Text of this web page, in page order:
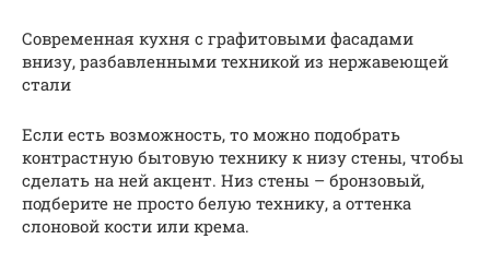
Современная кухня с графитовыми фасадами
внизу, разбавленными техникой из нержавеющей
стали
Если есть возможность, то можно подобрать
контрастную бытовую технику к низу стены, чтобы
сделать на ней акцент. Низ стены – бронзовый,
подберите не просто белую технику, а оттенка
слоновой кости или крема.